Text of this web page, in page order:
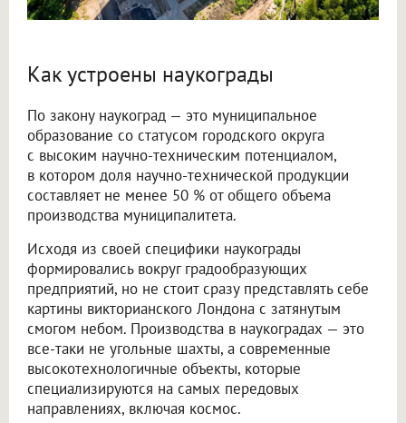
Как устроены наукограды
По закону наукоград — это муниципальное
образование со статусом городского округа
с высоким научно-техническим потенциалом,
в котором доля научно-технической продукции
составляет не менее 50 % от общего объема
производства муниципалитета.
Исходя из своей специфики наукограды
формировались вокруг градообразующих
предприятий, но не стоит сразу представлять себе
картины викторианского Лондона с затянутым
смогом небом. Производства в наукоградах — это
все-таки не угольные шахты, а современные
высокотехнологичные объекты, которые
специализируются на самых передовых
направлениях, включая космос.